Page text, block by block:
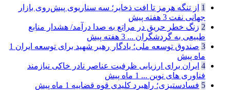
1 از تنگه هرمز تا افت ذخایر؛ سه سناریوی پیش‌روی بازار
جهانی نفت 3 هفته پیش
2 زنگ خطر حریق در مراتع به صدا درآمد/ هشدار منابع
طبیعی به گردشگران ... 3 هفته پیش
3 صندوق توسعه ملی؛ یادگار رهبر شهید برای توسعه ایران 1
ماه پیش
4 ایران برای ارزیابی ظرفیت عناصر نادر خاکی نیازمند
فناوری های نوین ... 1 ماه پیش
5 فسادستیزی؛ راهبرد کلیدی قوه قضاییه 1 ماه پیش